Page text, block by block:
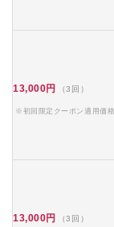
13,000円 （3回）
※初回限定クーポン適用価
13,000円 （3回）